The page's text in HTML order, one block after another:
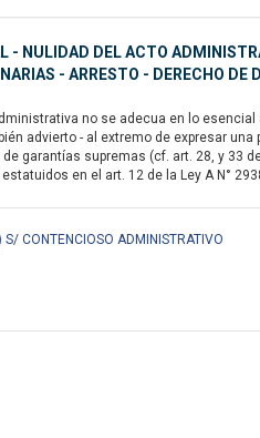
- NULIDAD DEL ACTO
- ARRESTO - DERECHO DE
no se adecua en lo
advierto - al extremo de expresar una
garantías supremas (cf. art. 28, y 33
en el art. 12 de la Ley A N°
CONTENCIOSO ADMINISTRATIVO